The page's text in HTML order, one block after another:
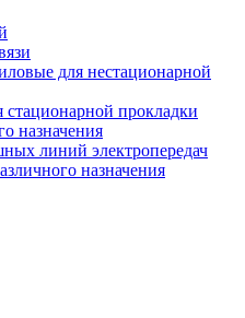
для нестационарной
прокладки
назначения
линий электропередач
назначения